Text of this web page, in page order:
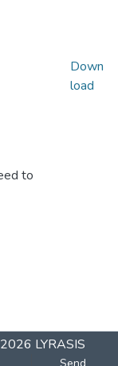
to
Down
load
LYRASIS